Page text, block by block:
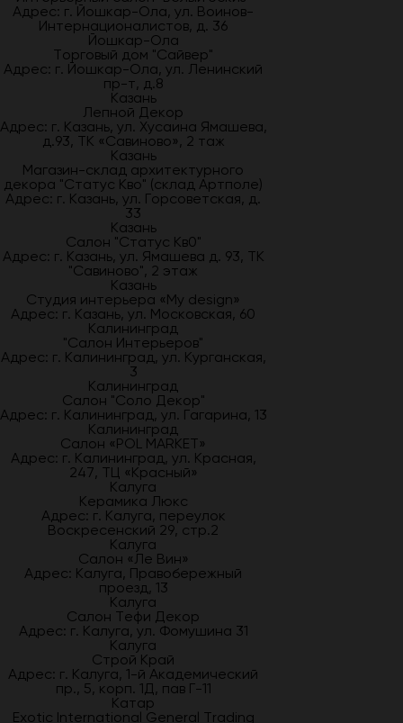
Адрес: г. Йошкар-Ола, ул. Воинов-
Интернационалистов, д. 36
Йошкар-Ола
Торговый дом "Сайвер"
Адрес: г. Йошкар-Ола, ул. Ленинский
пр-т, д.8
Казань
Лепной Декор
Адрес: г. Казань, ул. Хусаина Ямашева,
д.93, ТК «Савиново», 2 таж
Казань
Магазин-склад архитектурного
декора "Статус Кво" (склад Артполе)
Адрес: г. Казань, ул. Горсоветская, д.
33
Казань
Салон "Статус Кв0"
Адрес: г. Казань, ул. Ямашева д. 93, ТК
"Савиново", 2 этаж
Казань
Студия интерьера «My design»
Адрес: г. Казань, ул. Московская, 60
Калининград
"Салон Интерьеров"
Адрес: г. Калининград, ул. Курганская,
3
Калининград
Салон "Соло Декор"
Адрес: г. Калининград, ул. Гагарина, 13
Калининград
Салон «POL MARKET»
Адрес: г. Калининград, ул. Красная,
247, ТЦ «Красный»
Калуга
Керамика Люкс
Адрес: г. Калуга, переулок
Воскресенский 29, стр.2
Калуга
Салон «Ле Вин»
Адрес: Калуга, Правобережный
проезд, 13
Калуга
Салон Тефи Декор
Адрес: г. Калуга, ул. Фомушина 31
Калуга
Строй Край
Адрес: г. Калуга, 1-й Академический
пр., 5, корп. 1Д, пав Г-11
Катар
Exotic International General Trading